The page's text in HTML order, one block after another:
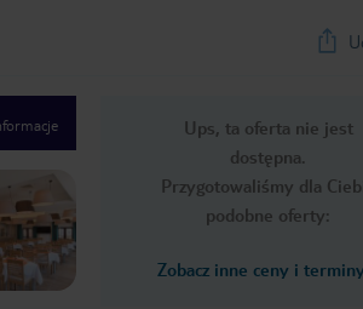
Ups, ta oferta nie jest
dostępna.
Przygotowaliśmy dla
podobne oferty:
Zobacz inne ceny i terminy
Next slide
1/6